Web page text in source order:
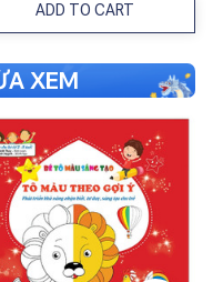
ADD TO CART
XEM